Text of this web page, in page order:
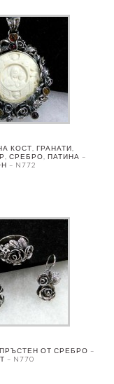
КОСТ, ГРАНАТИ,
СРЕБРО, ПАТИНА –
– N772
ОТ СРЕБРО –
– N770